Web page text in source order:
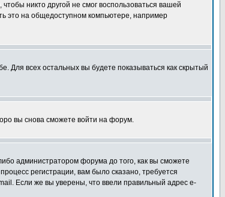
никто другой не смог воспользоваться вашей
это на общедоступном компьютере, например
Для всех остальных вы будете показываться как скрытый
вы снова сможете войти на форум.
администратором форума до того, как вы сможете
регистрации, вам было сказано, требуется
Если же вы уверены, что ввели правильный адрес e-